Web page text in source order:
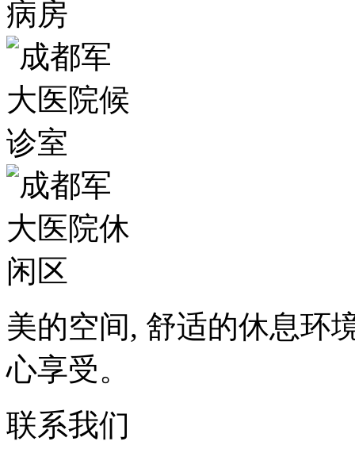
美的空间, 舒适的休息环
心享受。
联系我们